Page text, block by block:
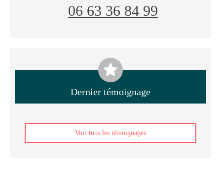
06 63 36 84 99
Dernier témoignage
Voir tous les témoignages